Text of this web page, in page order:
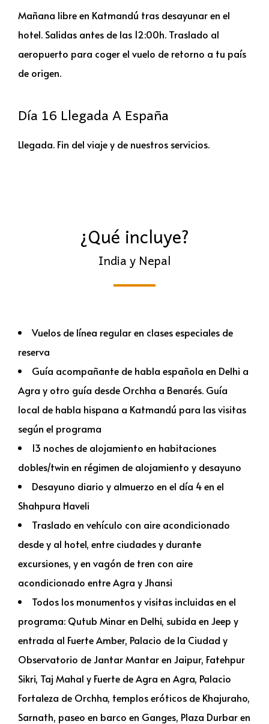
Mañana libre en Katmandú tras desayunar en el
hotel. Salidas antes de las 12:00h. Traslado al
aeropuerto para coger el vuelo de retorno a tu país
de origen.
Día 16 Llegada A España
Llegada. Fin del viaje y de nuestros servicios.
¿Qué incluye?
India y Nepal
Vuelos de línea regular en clases especiales de
reserva
Guía acompañante de habla española en Delhi a
Agra y otro guía desde Orchha a Benarés. Guía
local de habla hispana a Katmandú para las visitas
según el programa
13 noches de alojamiento en habitaciones
dobles/twin en régimen de alojamiento y desayuno
Desayuno diario y almuerzo en el día 4 en el
Shahpura Haveli
Traslado en vehículo con aire acondicionado
desde y al hotel, entre ciudades y durante
excursiones, y en vagón de tren con aire
acondicionado entre Agra y Jhansi
Todos los monumentos y visitas incluidas en el
programa: Qutub Minar en Delhi, subida en Jeep y
entrada al Fuerte Amber, Palacio de la Ciudad y
Observatorio de Jantar Mantar en Jaipur, Fatehpur
Sikri, Taj Mahal y Fuerte de Agra en Agra, Palacio
Fortaleza de Orchha, templos eróticos de Khajuraho,
Sarnath, paseo en barco en Ganges, Plaza Durbar en